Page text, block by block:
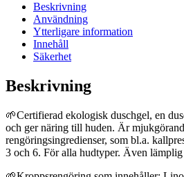
Beskrivning
Användning
Ytterligare information
Innehåll
Säkerhet
Beskrivning
🌱Certifierad ekologisk duschgel, en
och ger näring till huden. Är
rengöringsingredienser, som bl.a.
3 och 6. För alla hudtyper. Även